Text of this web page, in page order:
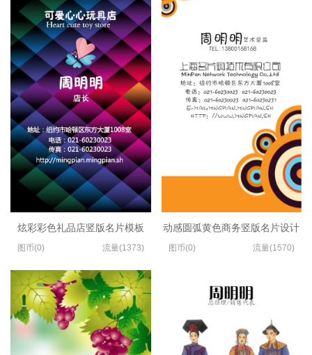
炫彩彩色礼品店竖版名片模板
图币(0) 流量(1373)
动感圆弧黄色商务竖版名片设计
图币(0) 流量(1570)